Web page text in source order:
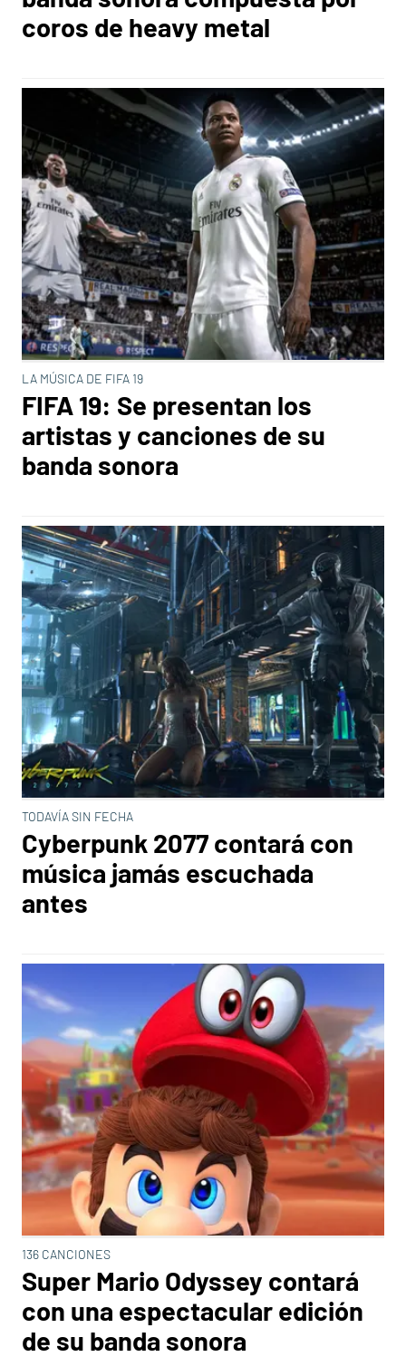
coros de heavy metal
LA MÚSICA DE FIFA 19
FIFA 19: Se presentan los
artistas y canciones de su
banda sonora
TODAVÍA SIN FECHA
Cyberpunk 2077 contará con
música jamás escuchada
antes
136 CANCIONES
Super Mario Odyssey contará
con una espectacular edición
de su banda sonora